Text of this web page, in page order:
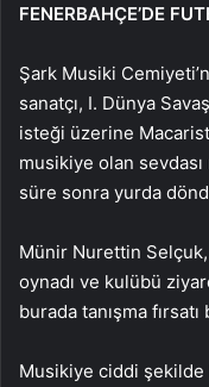
FENERBAHÇE’DE
Şark Musiki
sanatçı, I. Dünya
isteği üzerine
musikiye olan sevdası
süre sonra yurda
Münir Nurettin
oynadı ve kulübü
burada tanışma fırsatı
Musikiye ciddi şekilde